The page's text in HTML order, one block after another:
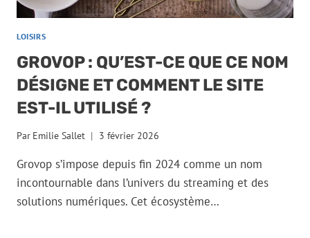
LOISIRS
GROVOP : QU’EST-CE QUE CE NOM
DÉSIGNE ET COMMENT LE SITE
EST-IL UTILISÉ ?
Par Emilie Sallet 3 février 2026
Grovop s’impose depuis fin 2024 comme un nom
incontournable dans l’univers du streaming et des
solutions numériques. Cet écosystème…